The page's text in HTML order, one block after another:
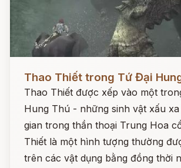
Thao Thiết trong Tứ Đại
Thao Thiết được xếp vào một
Hung Thú - những sinh vật xấu
gian trong thần thoại Trung Hoa
Thiết là một hình tượng thường
trên các vật dụng bằng đồng thời